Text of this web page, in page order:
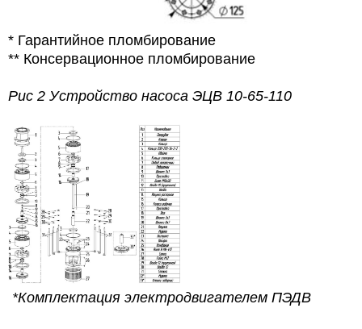
* Гарантийное пломбирование
** Консервационное пломбирование
Рис 2 Устройство насоса ЭЦВ 10-65-110
*Комплектация электродвигателем ПЭДВ